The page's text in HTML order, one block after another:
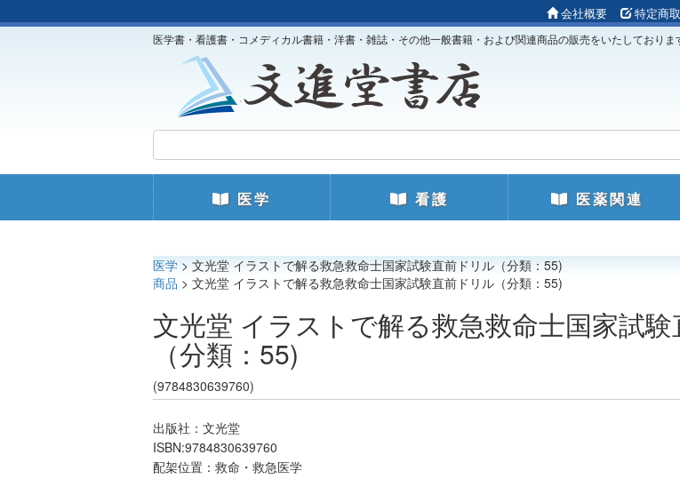
会社概要 特定商
医学書・看護書・コメディカル書籍・洋書・雑誌・その他一般書籍・および関連商品の販売をいたしておりま
医学 看護 医薬関連
医学 > 文光堂 イラストで解る救急救命士国家試験直前ドリル（分類：55)
商品 > 文光堂 イラストで解る救急救命士国家試験直前ドリル（分類：55)
文光堂 イラストで解る救急救命士国家試
（分類：55)
(9784830639760)
出版社：文光堂
ISBN:9784830639760
配架位置：救命・救急医学